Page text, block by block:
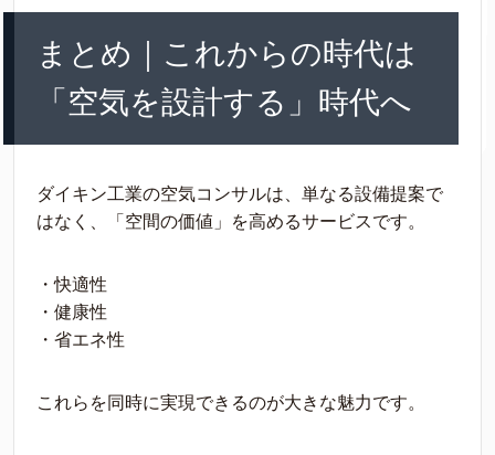
まとめ｜これからの時代は
「空気を設計する」時代へ
ダイキン工業の空気コンサルは、単なる設備提案で
はなく、「空間の価値」を高めるサービスです。
・快適性
・健康性
・省エネ性
これらを同時に実現できるのが大きな魅力です。